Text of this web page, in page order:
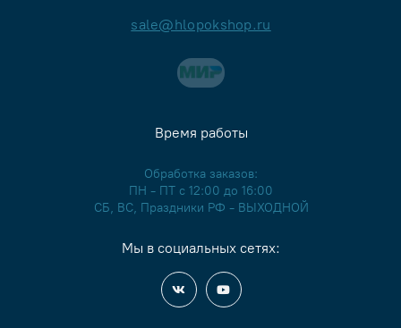
sale@hlopokshop.ru
Время работы
Обработка заказов:
ПН - ПТ с 12:00 до 16:00
СБ, ВС, Праздники РФ - ВЫХОДНОЙ
Мы в социальных сетях: